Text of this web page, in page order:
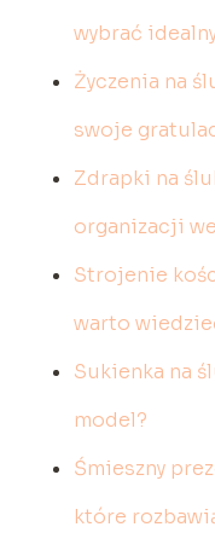
wybrać
Życzenia na
swoje
Zdrapki na
organizacji
Strojenie
warto
Sukienka na
model?
Śmieszny
które